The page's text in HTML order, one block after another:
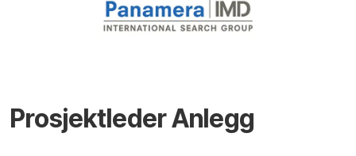
Prosjektleder Anlegg